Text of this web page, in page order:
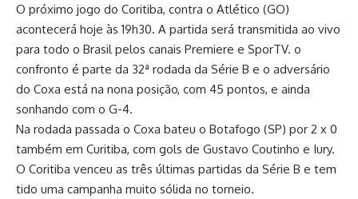
O próximo jogo do Coritiba, contra o Atlético (GO)
acontecerá hoje às 19h30. A partida será transmitida ao vivo
para todo o Brasil pelos canais Premiere e SporTV. o
confronto é parte da 32ª rodada da Série B e o adversário
do Coxa está na nona posição, com 45 pontos, e ainda
sonhando com o G-4.
Na rodada passada o Coxa bateu o Botafogo (SP) por 2 x 0
também em Curitiba, com gols de Gustavo Coutinho e Iury.
O Coritiba venceu as três últimas partidas da Série B e tem
tido uma campanha muito sólida no torneio.